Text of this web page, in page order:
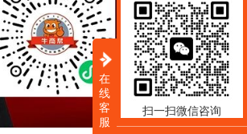
在
线
客
服
扫一扫微信咨询